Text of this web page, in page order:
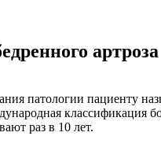
артроза
патологии пациенту
классификация
раз в 10 лет.